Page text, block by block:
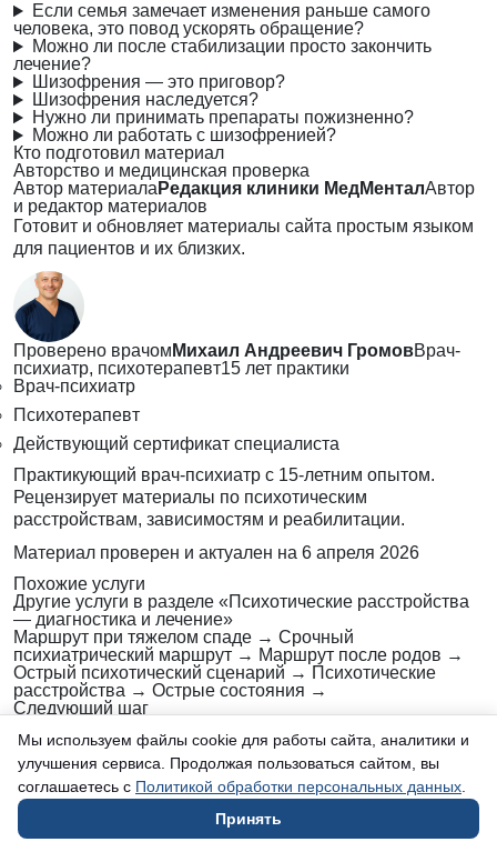
Если семья замечает изменения раньше самого
человека, это повод ускорять обращение?
Можно ли после стабилизации просто закончить
лечение?
Шизофрения — это приговор?
Шизофрения наследуется?
Нужно ли принимать препараты пожизненно?
Можно ли работать с шизофренией?
Кто подготовил материал
Авторство и медицинская проверка
Автор материала Редакция клиники МедМенталАвтор
и редактор материалов
Готовит и обновляет материалы сайта простым языком
для пациентов и их близких.
Проверено врачом Михаил Андреевич ГромовВрач-
психиатр, психотерапевт15 лет практики
Врач-психиатр
Психотерапевт
Действующий сертификат специалиста
Практикующий врач-психиатр с 15-летним опытом.
Рецензирует материалы по психотическим
расстройствам, зависимостям и реабилитации.
Материал проверен и актуален на 6 апреля 2026
Похожие услуги
Другие услуги в разделе «Психотические расстройства
— диагностика и лечение»
Маршрут при тяжелом спаде → Срочный
психиатрический маршрут → Маршрут после родов →
Острый психотический сценарий → Психотические
расстройства → Острые состояния →
Следующий шаг
После чтения должно быть понятно, что делать дальше
и как быстро связаться с клиникой.
Рассчитать стоимость лечения Быстрый способ
оставить вводные и понять следующий шаг обращения
→ Связаться с клиникой Ростов-на-Дону, пер.
Мы используем файлы cookie для работы сайта, аналитики и
улучшения сервиса. Продолжая пользоваться сайтом, вы
соглашаетесь с Политикой обработки персональных данных
Принять